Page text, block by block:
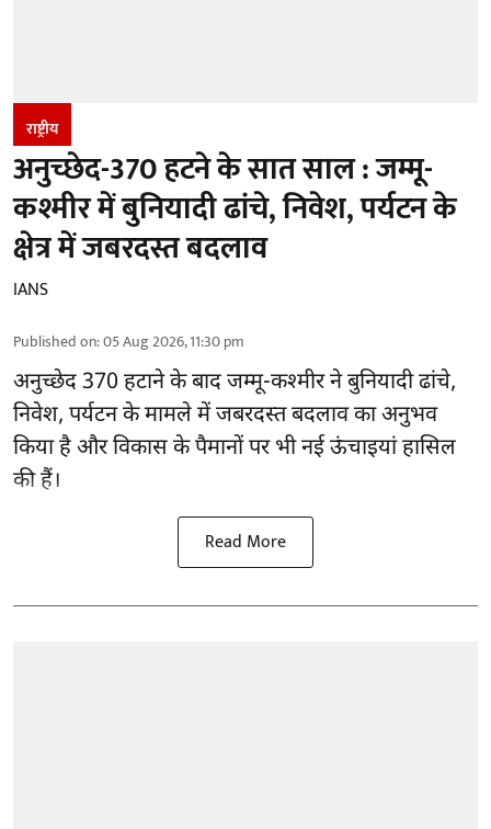
राष्ट्रीय
अनुच्छेद-370 हटने के सात साल : जम्मू-
कश्मीर में बुनियादी ढांचे, निवेश, पर्यटन के
क्षेत्र में जबरदस्त बदलाव
IANS
Published on:05 Aug 2026, 11:30 pm
अनुच्छेद 370 हटाने के बादजम्मू-कश्मीर ने बुनियादी ढांचे,
निवेश, पर्यटन के मामले में जबरदस्त बदलाव का अनुभव
किया है और विकास के पैमानों पर भी नई ऊंचाइयां हासिल
की हैं।
Read More